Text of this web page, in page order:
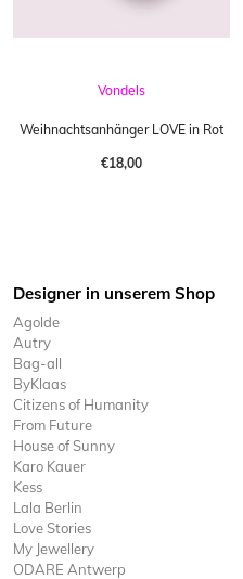
Vondels
Weihnachtsanhänger LOVE in Rot
€18,00
Designer in unserem Shop
Agolde
Autry
Bag-all
ByKlaas
Citizens of Humanity
From Future
House of Sunny
Karo Kauer
Kess
Lala Berlin
Love Stories
My Jewellery
ODARE Antwerp